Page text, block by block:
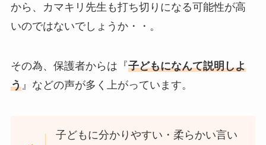
から、カマキリ先生も打ち切りになる可能性が高
いのではないでしょうか・・。
その為、保護者からは『子どもになんて説明しよ
う』などの声が多く上がっています。
子どもに分かりやすい・柔らかい言い